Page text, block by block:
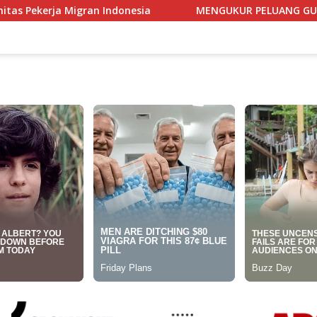
MENGUKUR PELUANG GUS YAHYA VERSUS